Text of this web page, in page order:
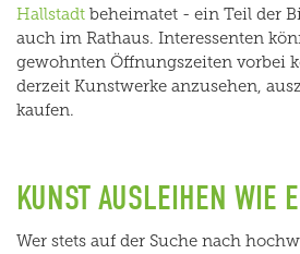
Hallstadt beheimatet - ein Teil der
auch im Rathaus. Interessenten
gewohnten Öffnungszeiten vorbei
derzeit Kunstwerke anzusehen,
kaufen.
KUNST AUSLEIHEN WIE
Wer stets auf der Suche nach